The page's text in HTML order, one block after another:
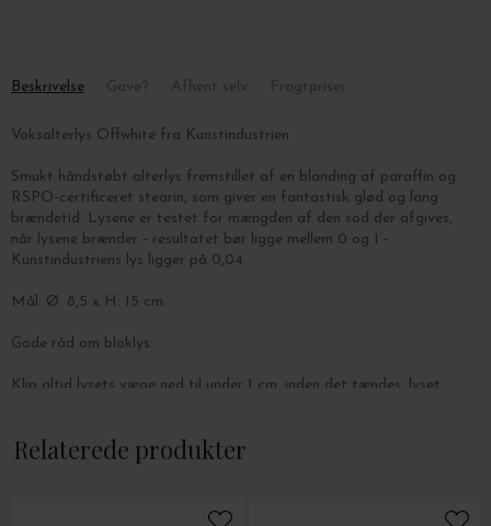
Beskrivelse
Voksalterlys Offwhite fra Kunstindustrien
Smukt håndstøbt alterlys fremstillet af en blanding af paraffin og
RSPO-certificeret stearin, som giver en fantastisk glød og lang
brændetid. Lysene er testet for mængden af den sod der afgives,
når lysene brænder - resultatet bør ligge mellem 0 og 1 -
Kunstindustriens lys ligger på 0,04.
Mål: Ø: 8,5 x H: 15 cm.
Gode råd om bloklys:
Klip altid lysets væge ned til under 1 cm. inden det tændes, lyset
Lys med en diameter på 8,5 cm og derover skal "passes" - det
betyder, at du enten skal trykke kanten ind mod flammen eller
slukket lyset, og det stadig er blødt.
Relaterede produkter